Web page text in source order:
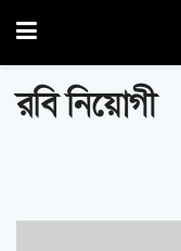
রবি নিয়োগী